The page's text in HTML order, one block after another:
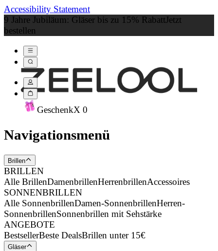
Accessibility Statement
9 Jahre Jubiläum: Gläser bis zu 15% RabattJetzt
bestellen
GeschenkX 0
Navigationsmenü
Brillen
BRILLEN
Alle BrillenDamenbrillenHerrenbrillenAccessoires
SONNENBRILLEN
Alle SonnenbrillenDamen-SonnenbrillenHerren-
SonnenbrillenSonnenbrillen mit Sehstärke
ANGEBOTE
BestsellerBeste DealsBrillen unter 15€
Gläser